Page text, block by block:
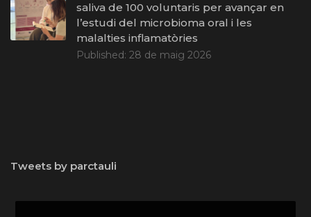
saliva de 100 voluntaris per avançar en
l’estudi del microbioma oral i les
malalties inflamatòries
Published: 28 de maig 2026
Tweets by parctauli